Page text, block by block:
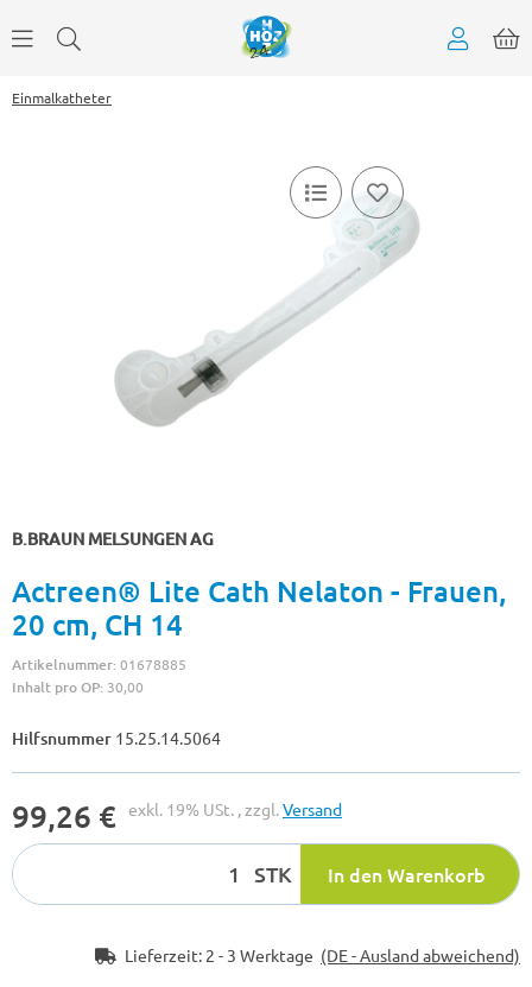
Einmalkatheter
B.BRAUN MELSUNGEN AG
Actreen® Lite Cath Nelaton - Frauen,
20 cm, CH 14
Artikelnummer:01678885
Inhalt pro OP: 30,00
Hilfsnummer 15.25.14.5064
99,26 € exkl. 19% USt. , zzgl.Versand
STK In den Warenkorb
Lieferzeit: 2 - 3 Werktage (DE - Ausland abweichend)